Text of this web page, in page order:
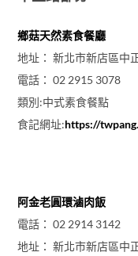
鄉菇天然素食餐廳
地址： 新北市新店區中
電話： 02 2915 3078
類別:中式素食餐點
食記網址:https://
阿金老圓環滷肉飯
電話： 02 2914 3142
地址： 新北市新店區中